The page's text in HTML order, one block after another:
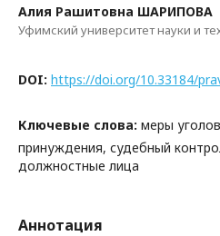
Алия Рашитовна ШАРИПОВА
Уфимский университет науки и
DOI: https://doi.org/10.33184/
Ключевые слова: меры
принуждения, судебный
должностные лица
Аннотация